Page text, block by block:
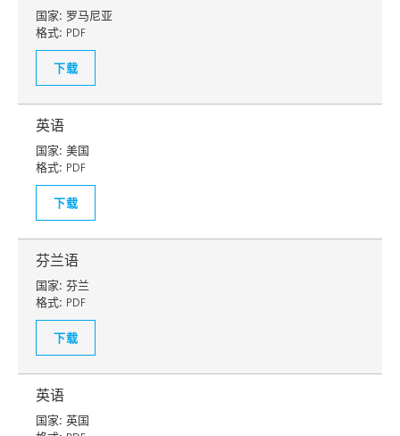
国家: 罗马尼亚
格式: PDF
下载
英语
国家: 美国
格式: PDF
下载
芬兰语
国家: 芬兰
格式: PDF
下载
英语
国家: 英国